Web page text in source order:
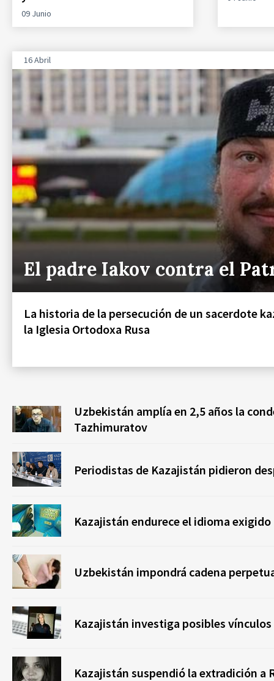
09 Junio
16 Abril
El padre Iakov contra el
La historia de la persecución de un sacerdote
la Iglesia Ortodoxa Rusa
Uzbekistán amplía en 2,5 años la
Tazhimuratov
Periodistas de Kazajistán pidieron
Kazajistán endurece el idioma
Uzbekistán impondrá cadena
Kazajistán investiga posibles
Kazajistán suspendió la extradición a